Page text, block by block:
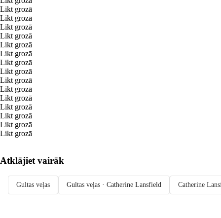
Likt grozā
Likt grozā
Likt grozā
Likt grozā
Likt grozā
Likt grozā
Likt grozā
Likt grozā
Likt grozā
Likt grozā
Likt grozā
Likt grozā
Likt grozā
Likt grozā
Likt grozā
Atklājiet vairāk
Gultas veļas Gultas veļas · Catherine Lansfield Catherine